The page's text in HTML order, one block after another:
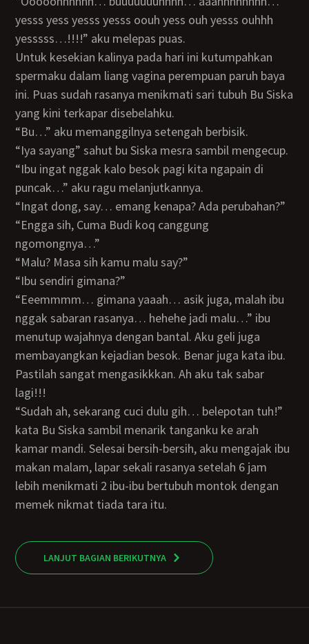
yesss yess yesss yesss oouh yess ouh yesss ouhhh
yesssss…!!!!” aku melepas puas.
Untuk kesekian kalinya pada hari ini kutumpahkan
spermaku dalam liang vagina perempuan paruh baya
ini. Puas sudah rasanya menikmati sari tubuh Bu Siska
yang kini terkapar disebelahku.
“Bu…” aku memanggilnya setengah berbisik.
“iya sayang” sahut bu Siska mesra sambil mengecup.
“ibu ingat nggak kalo besok pagi kita ngapain di
puncak…” aku ragu melanjutkannya.
“ingat dong, say… emang kenapa? Ada perubahan?”
“engga sih, Cuma Budi koq canggung
ngomongnya…”
“malu? Masa sih kamu malu say?”
“ibu sendiri gimana?”
“eeemmmm… gimana yaaah… asik juga, malah ibu
nggak sabaran rasanya… hehehe jadi malu…” ibu
menutup wajahnya dengan bantal. Aku geli juga
membayangkan kejadian besok. Benar juga kata ibu.
Pastilah sangat mengasikkkan. Ah aku tak sabar
lagi!!!
“Sudah ah, sekarang cuci dulu gih… belepotan tuh!”
kata Bu Siska sambil menarik tanganku ke arah
kamar mandi. Selesai bersih-bersih, aku mengajak ibu
makan malam, lapar sekali rasanya setelah 6 jam
lebih menikmati 2 ibu-ibu bertubuh montok dengan
memek nikmat tiada tara itu.
LANJUT BAGIAN BERIKUTNYA